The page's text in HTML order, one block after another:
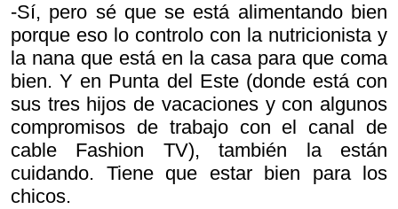
-Sí, pero sé que se está alimentando bien
porque eso lo controlo con la nutricionista y
la nana que está en la casa para que coma
bien. Y en Punta del Este (donde está con
sus tres hijos de vacaciones y con algunos
compromisos de trabajo con el canal de
cable Fashion TV), también la están
cuidando. Tiene que estar bien para los
chicos.